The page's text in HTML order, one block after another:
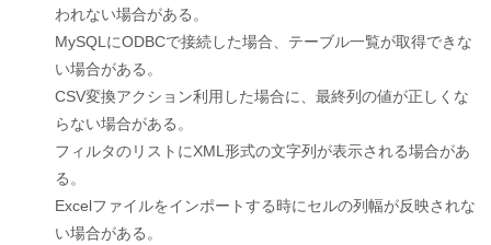
われない場合がある。
MySQLにODBCで接続した場合、テーブル一覧が取得できな
い場合がある。
CSV変換アクション利用した場合に、最終列の値が正しくな
らない場合がある。
フィルタのリストにXML形式の文字列が表示される場合があ
る。
Excelファイルをインポートする時にセルの列幅が反映されな
い場合がある。